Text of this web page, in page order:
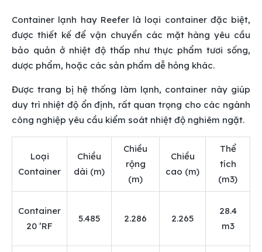
Container lạnh hay Reefer là loại container đặc biệt,
được thiết kế để vận chuyển các mặt hàng yêu cầu
bảo quản ở nhiệt độ thấp như thực phẩm tươi sống,
dược phẩm, hoặc các sản phẩm dễ hỏng khác.
Được trang bị hệ thống làm lạnh, container này giúp
duy trì nhiệt độ ổn định, rất quan trọng cho các ngành
công nghiệp yêu cầu kiểm soát nhiệt độ nghiêm ngặt.
Loại
Container
Chiều
dài (m)
Chiều
rộng
(m)
Chiều
cao (m)
Thể
tích
(m3)
Container
20 ’RF
5.485 2.286 2.265
28.4
m3